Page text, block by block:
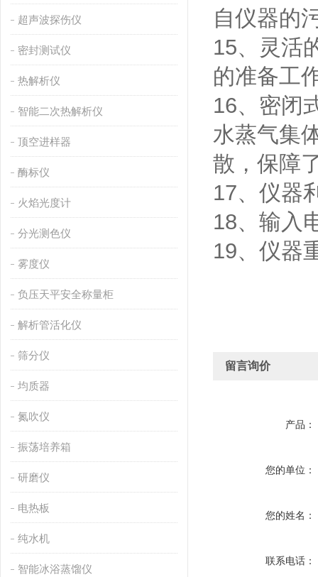
超声波探伤仪
密封测试仪
热解析仪
智能二次热解析仪
顶空进样器
酶标仪
火焰光度计
分光测色仪
雾度仪
负压天平安全称量柜
解析管活化仪
筛分仪
均质器
氮吹仪
振荡培养箱
研磨仪
电热板
纯水机
智能冰浴蒸馏仪
自仪器的
15、灵活
的准备工
16、密闭
水蒸气集
散，保障
17、仪器
18、输入
19、仪器
留言询价
产品：
您的单位：
您的姓名：
联系电话：